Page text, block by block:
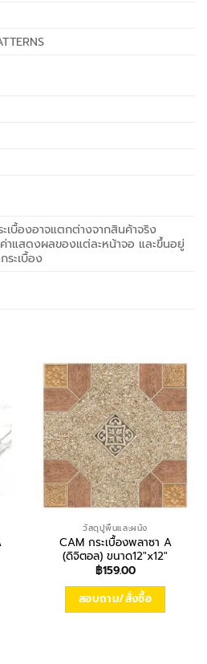
เบื้องอาจแตกต่างจากสินค้าจริง
าแสดงผลของแต่ละหน้าจอ และขึ้นอยู่
ะเบื้อง
วัสดุปูพื้นและผนัง
CAM กระเบื้องพลาซา A
(ดิจิตอล) ขนาด12″x12″
฿159.00
สอบถาม/สั่งซื้อ